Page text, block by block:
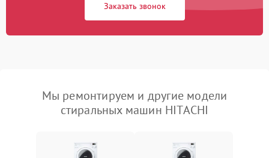
Заказать звонок
Мы ремонтируем и другие модели
стиральных машин HITACHI